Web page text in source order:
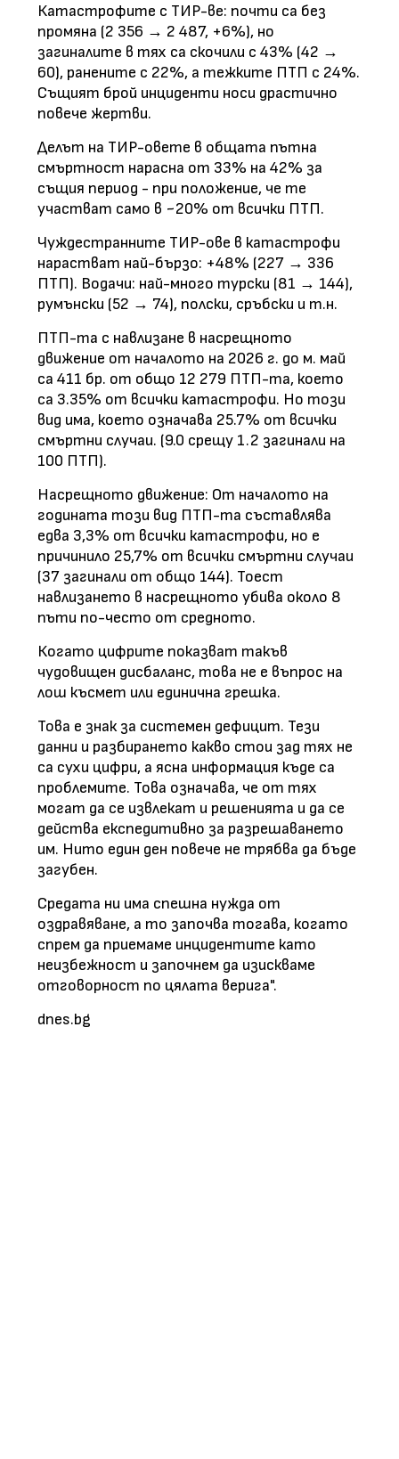
Катастрофите с ТИР-ве: почти са без
промяна (2 356 → 2 487, +6%), но
загиналите в тях са скочили с 43% (42 →
60), ранените с 22%, а тежките ПТП с 24%.
Същият брой инциденти носи драстично
повече жертви.
Делът на ТИР-овете в общата пътна
смъртност нарасна от 33% на 42% за
същия период - при положение, че те
участват само в ~20% от всички ПТП.
Чуждестранните ТИР-ове в катастрофи
нарастват най-бързо: +48% (227 → 336
ПТП). Водачи: най-много турски (81 → 144),
румънски (52 → 74), полски, сръбски и т.н.
ПТП-та с навлизане в насрещното
движение от началото на 2026 г. до м. май
са 411 бр. от общо 12 279 ПТП-та, което
са 3.35% от всички катастрофи. Но този
вид има, което означава 25.7% от всички
смъртни случаи. (9.0 срещу 1.2 загинали на
100 ПТП).
Насрещното движение: От началото на
годината този вид ПТП-та съставлява
едва 3,3% от всички катастрофи, но е
причинило 25,7% от всички смъртни случаи
(37 загинали от общо 144). Тоест
навлизането в насрещното убива около 8
пъти по-често от средното.​​​​​​​
Когато цифрите показват такъв
чудовищен дисбаланс, това не е въпрос на
лош късмет или единична грешка.
Това е знак за системен дефицит. Тези
данни и разбирането какво стои зад тях не
са сухи цифри, а ясна информация къде са
проблемите. Това означава, че от тях
могат да се извлекат и решенията и да се
действа експедитивно за разрешаването
им. Нито един ден повече не трябва да бъде
загубен.
Средата ни има спешна нужда от
оздравяване, а то започва тогава, когато
спрем да приемаме инцидентите като
неизбежност и започнем да изискваме
отговорност по цялата верига".
dnes.bg